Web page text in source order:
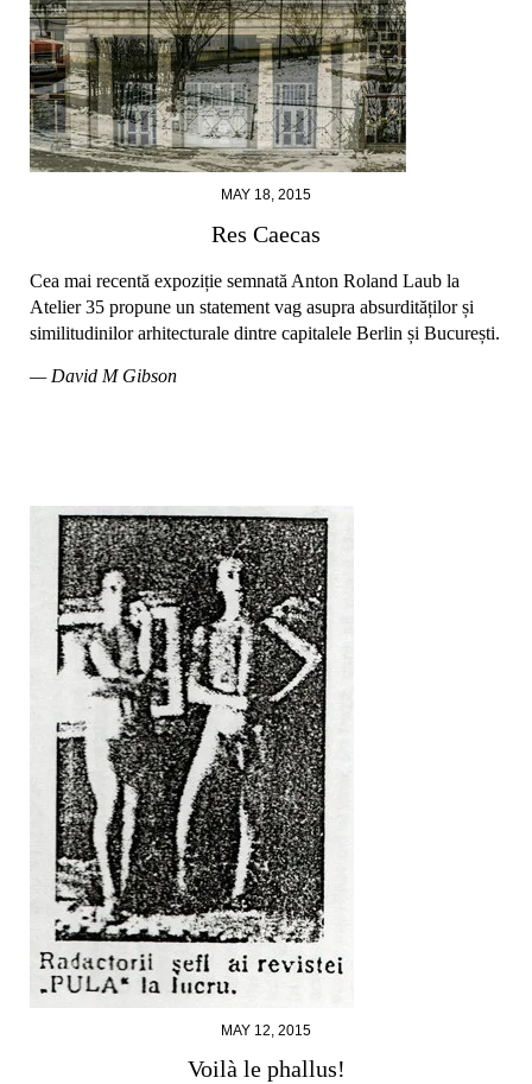
MAY 18, 2015
Res Caecas
Cea mai recentă expoziție semnată Anton Roland Laub la
Atelier 35 propune un statement vag asupra absurdităților și
similitudinilor arhitecturale dintre capitalele Berlin și București.
— David M Gibson
MAY 12, 2015
Voilà le phallus!